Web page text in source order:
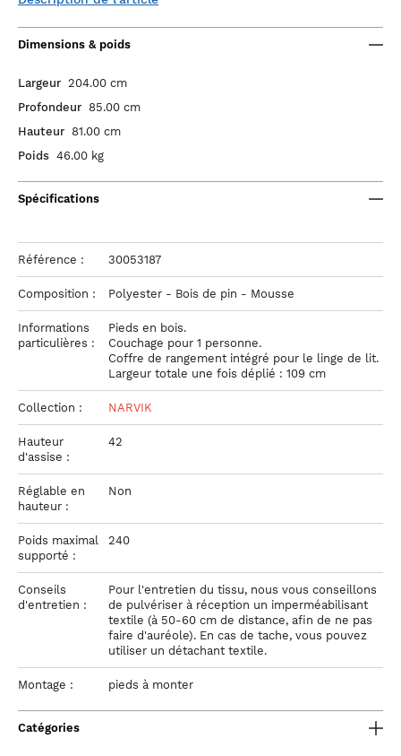
Dimensions & poids
Largeur 204.00 cm
Profondeur 85.00 cm
Hauteur 81.00 cm
Poids 46.00 kg
Spécifications
Référence : 30053187
Composition : Polyester - Bois de pin - Mousse
Informations
particulières :
Pieds en bois.
Couchage pour 1 personne.
Coffre de rangement intégré pour le linge de lit.
Largeur totale une fois déplié : 109 cm
Collection : NARVIK
Hauteur
d'assise :
42
Réglable en
hauteur :
Non
Poids maximal
supporté :
240
Conseils
d'entretien :
Pour l'entretien du tissu, nous vous conseillons
de pulvériser à réception un imperméabilisant
textile (à 50-60 cm de distance, afin de ne pas
faire d'auréole). En cas de tache, vous pouvez
utiliser un détachant textile.
Montage : pieds à monter
Catégories